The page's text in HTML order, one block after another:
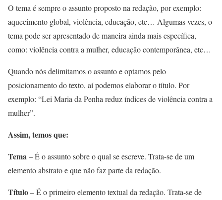
O tema é sempre o assunto proposto na redação, por exemplo:
aquecimento global, violência, educação, etc… Algumas vezes, o
tema pode ser apresentado de maneira ainda mais específica,
como: violência contra a mulher, educação contemporânea, etc…
Quando nós delimitamos o assunto e optamos pelo
posicionamento do texto, aí podemos elaborar o título. Por
exemplo: “Lei Maria da Penha reduz índices de violência contra a
mulher”.
Assim, temos que:
Tema– É o assunto sobre o qual se escreve. Trata-se de um
elemento abstrato e que não faz parte da redação.
Título– É o primeiro elemento textual da redação. Trata-se de